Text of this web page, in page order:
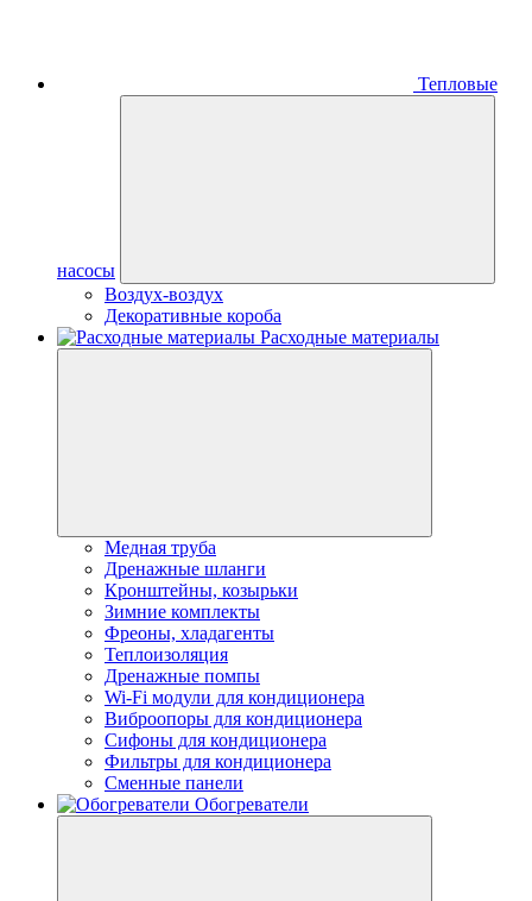
Тепловые
насосы
Воздух-воздух
Декоративные короба
Расходные материалы
Медная труба
Дренажные шланги
Кронштейны, козырьки
Зимние комплекты
Фреоны, хладагенты
Теплоизоляция
Дренажные помпы
Wi-Fi модули для кондиционера
Виброопоры для кондиционера
Сифоны для кондиционера
Фильтры для кондиционера
Сменные панели
Обогреватели